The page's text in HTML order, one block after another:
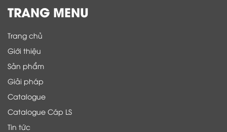
TRANG MENU
Trang chủ
Giới thiệu
Sản phẩm
Giải pháp
Catalogue
Catalogue Cáp LS
Tin tức